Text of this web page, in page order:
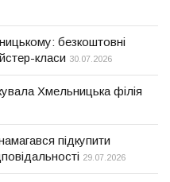
безкоштовні
класи 30.07.2026
Хмельницька філія
підкупити
29.07.2026